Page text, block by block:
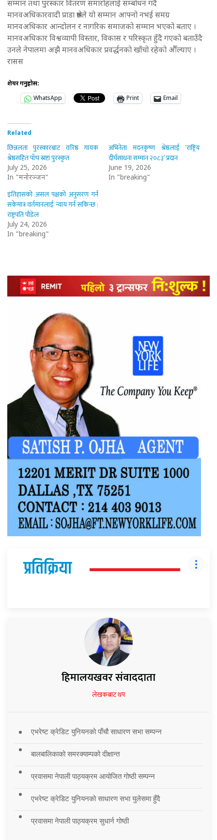
सम्मान तथा पुरस्कार वितरण समारोहलाई सम्बोधन गर्दै
मानवअधिकारवादी प्राडा श्रेष्ठले यो सम्मान आफ्नो नभई समग्र
मानवअधिकार आन्दोलन र नागरिक समाजको सम्मान भएको बताए ।
मानवअधिकार विश्वव्यापी विस्तार, विकास र परिस्कृत हुँदै गएको बताउँदै
उनले नेपालमा अझै मानवअधिकार प्रवर्द्धनको खाँचो रहेको औँल्याए ।
रासस
शेयर गर्नुहोस:
WhatsApp
Print Email
Related
छिन्नलता पुरस्कारबाट वरिष्ठ गायक
श्रेष्ठसहित पाँच स्रष्टा पुरस्कृत
July 25, 2026
In "मनोरञ्जन"
अभिनेता मदनकृष्ण श्रेष्ठलाई ‘राष्ट्रिय
दीर्घसाधना सम्मान २०८३’ प्रदान
June 19, 2026
In "breaking"
इतिहासको असल पक्षको अनुसरण गर्न
सकेमात्र वर्तमानलाई न्याय गर्न सकिन्छ :
राष्ट्रपति पौडेल
July 24, 2026
In "breaking"
प्रतिक्रिया
हिमालयखवर संवाददाता
लेखकबाट थप
एभरेष्ट क्रेडिट युनियनको पाँचौ साधारण सभा सम्पन्न
बालबालिकाको समरक्याम्पको दीक्षान्त
प्रवासमा नेपाली पाठ्यक्रम आयोजित गोष्ठी सम्पन्न
एभरेष्ट क्रेडिट युनियनको साधारण सभा युलेसमा हुँदै
प्रवासमा नेपाली पाठ्यक्रम सुधार्न गोष्ठी